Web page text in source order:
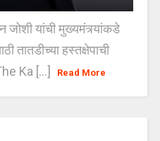
यांची मुख्यमंत्र्यांकडे
तातडीच्या हस्तक्षेपाची
Ka [...]
Read More